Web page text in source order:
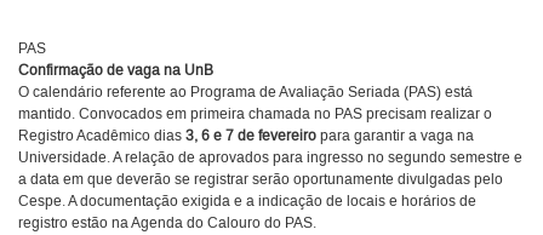
PAS
Confirmação de vaga na UnB
O calendário referente ao Programa de Avaliação Seriada (PAS) está
mantido. Convocados em primeira chamada no PAS precisam realizar o
Registro Acadêmico dias 3, 6 e 7 de fevereiro para garantir a vaga na
Universidade. A relação de aprovados para ingresso no segundo semestre e
a data em que deverão se registrar serão oportunamente divulgadas pelo
Cespe. A documentação exigida e a indicação de locais e horários de
registro estão na Agenda do Calouro do PAS.